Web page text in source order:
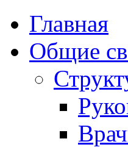
Главная
Общие